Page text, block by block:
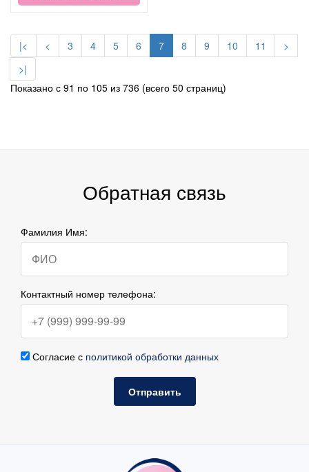
|< < 3 4 5 6 7 8 9 10 11
>
>|
Показано с 91 по 105 из 736 (всего 50 страниц)
Обратная связь
Фамилия Имя:
Контактный номер телефона:
Согласие с политикой обработки данных
Отправить